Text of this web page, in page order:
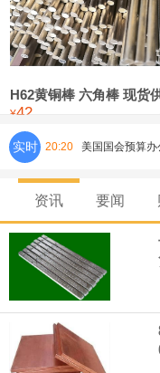
铸造铝合金锭(ZLD104)
压铸锌合金锭
氯化镍
H62黄铜棒 六角棒 现货
¥42
实时 20:20 美国国会预算
的海军全新核
亿美元。其中
高50%。
芝加哥期权交
资讯 要闻